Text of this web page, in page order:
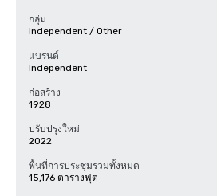
กลุ่ม
Independent / Other
แบรนด์
Independent
ก่อสร้าง
1928
ปรับปรุงใหม่
2022
พื้นที่การประชุมรวมทั้งหมด
15,176 ตารางฟุต